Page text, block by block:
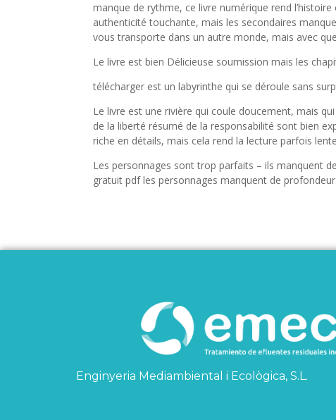
manque de rythme, ce livre numérique rend
authenticité touchante, mais les secondaires
vous transporte dans un autre monde, mais avec
Le livre est bien Délicieuse soumission mais les
télécharger est un labyrinthe qui se déroule sans
Le livre est une rivière qui coule doucement, mais
de la liberté résumé de la responsabilité sont bien
riche en détails, mais cela rend la lecture parfois
Les personnages sont trop parfaits – ils manquent
gratuit pdf les personnages manquent de profondeur.
Enginyeria Mediambiental i Ecològica, S.L.